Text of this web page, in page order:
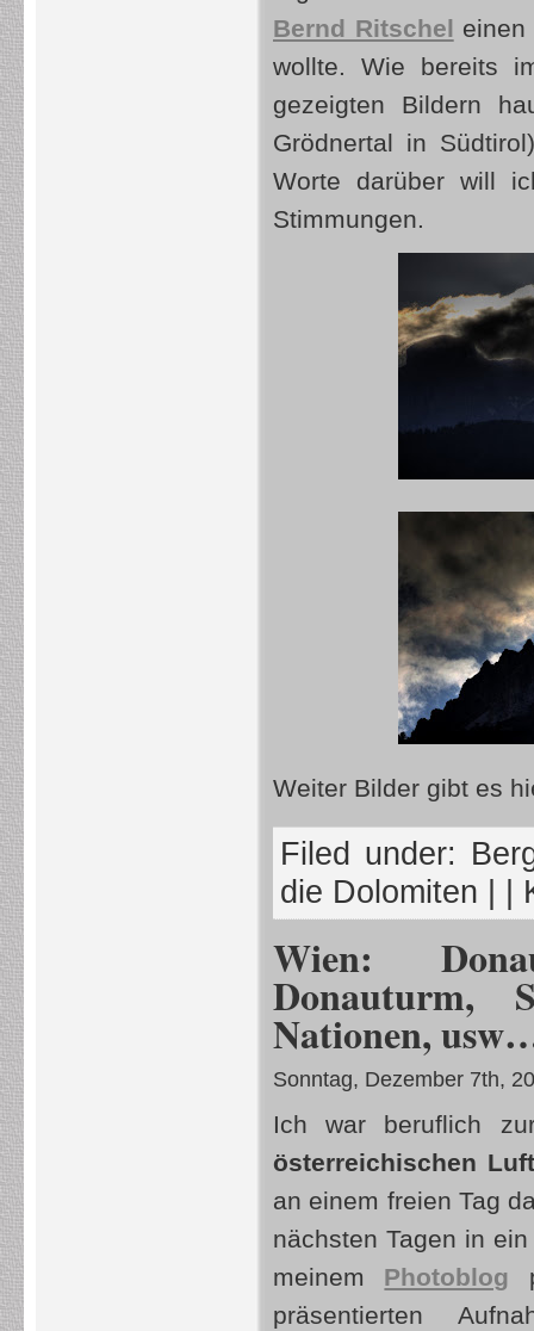
Bernd Ritschel einen
wollte. Wie bereits
gezeigten Bildern
Grödnertal in
Worte darüber will
Stimmungen.
Weiter Bilder gibt es
Filed under:
die Dolomiten
Wien:
Donauturm,
Nationen,
Sonntag, Dezember 7th,
Ich war beruflich
österreichischen
an einem freien Tag
nächsten Tagen in
meinem Photoblog
präsentierten